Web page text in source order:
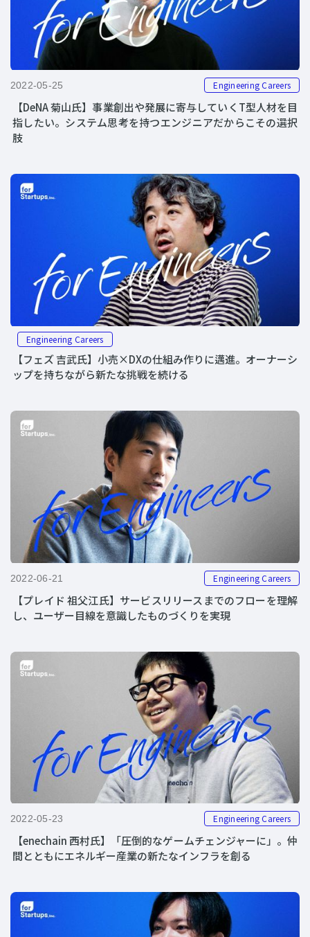
2022-05-25 Engineering Careers
【DeNA 菊山氏】事業創出や発展に寄与していくT型人材を目
指したい。システム思考を持つエンジニアだからこその選択
肢
Engineering Careers
【フェズ 吉武氏】小売×DXの仕組み作りに邁進。オーナーシ
ップを持ちながら新たな挑戦を続ける
2022-06-21 Engineering Careers
【プレイド 祖父江氏】サービスリリースまでのフローを理解
し、ユーザー目線を意識したものづくりを実現
2022-05-23 Engineering Careers
【enechain 西村氏】「圧倒的なゲームチェンジャーに」。仲
間とともにエネルギー産業の新たなインフラを創る